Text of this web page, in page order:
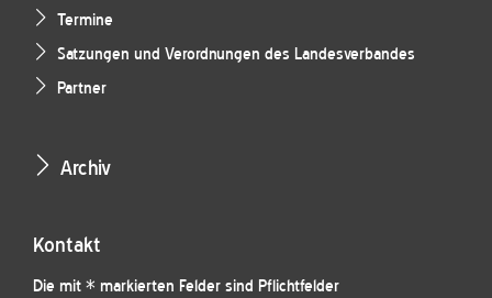
Termine
Satzungen und Verordnungen des Landesverbandes
Partner
Archiv
Kontakt
Die mit * markierten Felder sind Pflichtfelder